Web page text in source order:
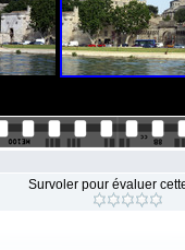
Survoler pour évaluer